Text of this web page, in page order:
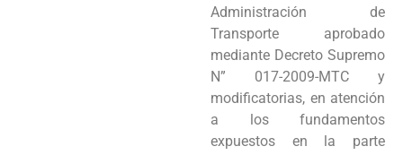
Administración de
Transporte aprobado
mediante Decreto Supremo
N” 017-2009-MTC y
modificatorias, en atención
a los fundamentos
expuestos en la parte